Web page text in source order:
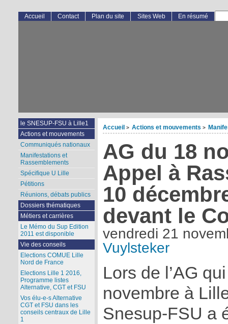
Accueil > Actions et mouvements >
AG du 18
Appel à
10
devant le
vendredi 21
Vuylsteker
Lors de l’AG
novembre à
Snesup-FSU a
Accueil Contact Plan du site Sites Web En résumé
le SNESUP-FSU à Lille1
Actions et mouvements
Communiqués nationaux
Manifestations et
Rassemblements
Spécifique U Lille
Pétitions
Réunions, débats publics
Dossiers thématiques
Métiers et carrières
Le Mémo du Sup Edition
2011 est disponible
Vie des conseils
Elections COMUE Lille
Nord de France
Elections Lille 1 2016,
Programme listes
Alternative, CGT et FSU
Vos élu-e-s Alternative
CGT et FSU dans les
conseils centraux de Lille
1